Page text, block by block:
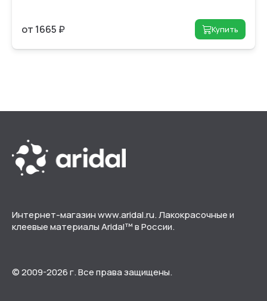
от 1665 ₽ Купить
Интернет-магазин www.aridal.ru. Лакокрасочные и
клеевые материалы Aridal™ в России.
© 2009-2026 г. Все права защищены.